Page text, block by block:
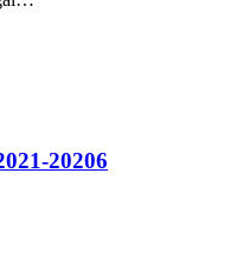
20206